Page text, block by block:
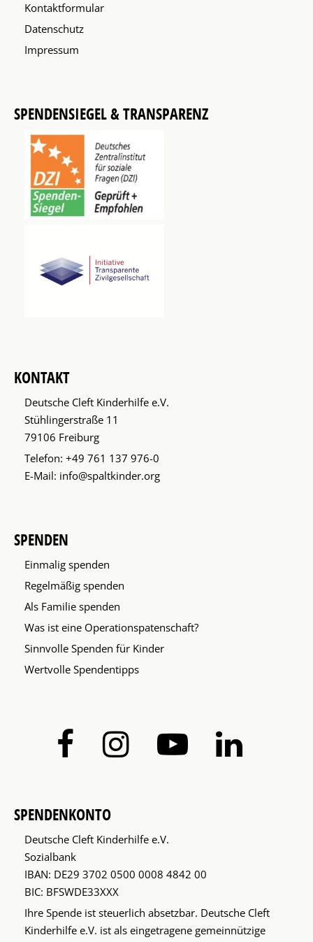
Kontaktformular
Datenschutz
Impressum
SPENDENSIEGEL & TRANSPARENZ
KONTAKT
Deutsche Cleft Kinderhilfe e.V.
Stühlingerstraße 11
79106 Freiburg
Telefon: +49 761 137 976-0
E-Mail: info@spaltkinder.org
SPENDEN
Einmalig spenden
Regelmäßig spenden
Als Familie spenden
Was ist eine Operationspatenschaft?
Sinnvolle Spenden für Kinder
Wertvolle Spendentipps
SPENDENKONTO
Deutsche Cleft Kinderhilfe e.V.
Sozialbank
IBAN: DE29 3702 0500 0008 4842 00
BIC: BFSWDE33XXX
Ihre Spende ist steuerlich absetzbar. Deutsche Cleft
Kinderhilfe e.V. ist als eingetragene gemeinnützige